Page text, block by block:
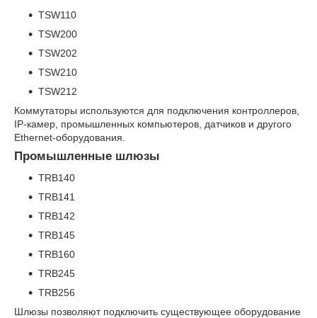
TSW110
TSW200
TSW202
TSW210
TSW212
Коммутаторы используются для подключения контроллеров,
IP-камер, промышленных компьютеров, датчиков и другого
Ethernet-оборудования.
Промышленные шлюзы
TRB140
TRB141
TRB142
TRB145
TRB160
TRB245
TRB256
Шлюзы позволяют подключить существующее оборудование